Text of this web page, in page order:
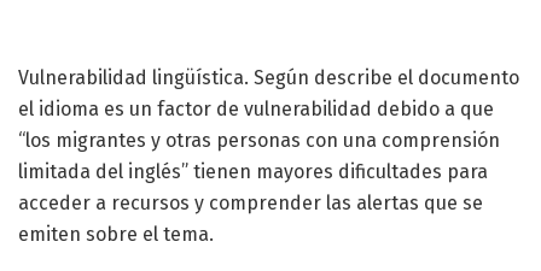
Vulnerabilidad lingüística. Según describe el documento
el idioma es un factor de vulnerabilidad debido a que
“los migrantes y otras personas con una comprensión
limitada del inglés” tienen mayores dificultades para
acceder a recursos y comprender las alertas que se
emiten sobre el tema.